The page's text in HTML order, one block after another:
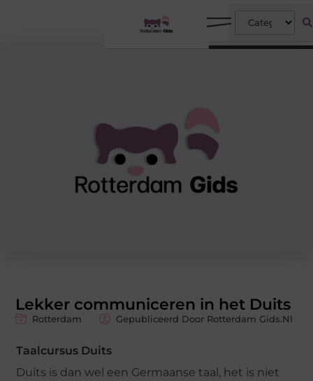
Lekker communiceren in het Duits
Rotterdam Gepubliceerd Door Rotterdam Gids.nl
Taalcursus Duits
Duits is dan wel een Germaanse taal, het is niet